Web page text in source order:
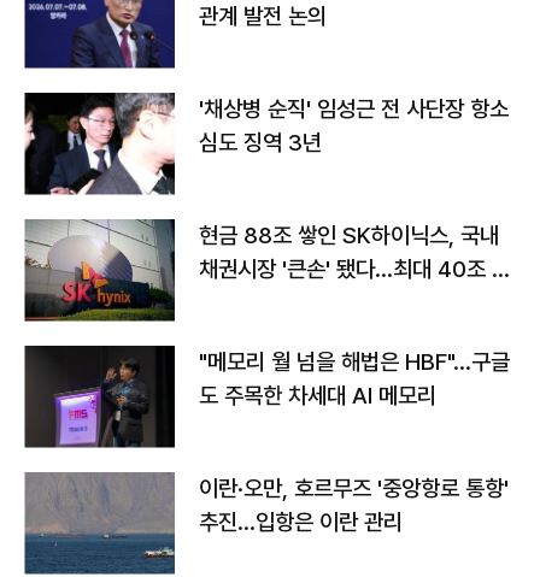
관계 발전 논의
'채상병 순직' 임성근 전 사단장 항소
심도 징역 3년
현금 88조 쌓인 SK하이닉스, 국내
채권시장 '큰손' 됐다…최대 40조 투
"메모리 월 넘을 해법은 HBF"…구글
도 주목한 차세대 AI 메모리
이란·오만, 호르무즈 '중앙항로 통항'
추진…입항은 이란 관리